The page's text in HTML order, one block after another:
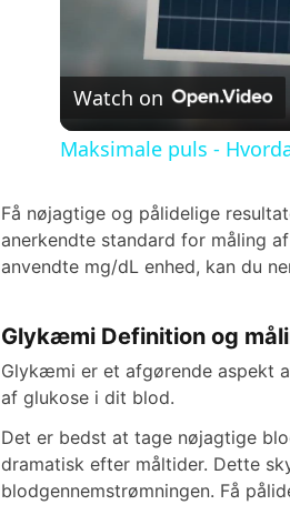
Watch on
Maksimale puls -
Få nøjagtige og pålidelige
anerkendte standard for måling
anvendte mg/dL enhed, kan du
Glykæmi Definition og
Glykæmi er et afgørende aspekt
af glukose i dit blod.
Det er bedst at tage nøjagtige
dramatisk efter måltider. Dette
blodgennemstrømningen. Få